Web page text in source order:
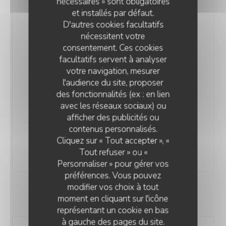
et installés par défaut.
D'autres cookies facultatifs
nécessitent votre
consentement. Ces cookies
facultatifs servent à analyser
votre navigation, mesurer
l'audience du site, proposer
des fonctionnalités (ex : en lien
avec les réseaux sociaux) ou
afficher des publicités ou
contenus personnalisés.
Cliquez sur « Tout accepter », «
Tout refuser » ou «
Personnaliser » pour gérer vos
préférences. Vous pouvez
modifier vos choix à tout
moment en cliquant sur l'icône
représentant un cookie en bas
à gauche des pages du site.
Molokheya
Sur commande
25,90 EUR
Tajine de boulettes
23,50 EUR
Tajine de légumes
19,90 EUR
GRILLADES
LES JARDINS DE SIDI BOU SAÏD